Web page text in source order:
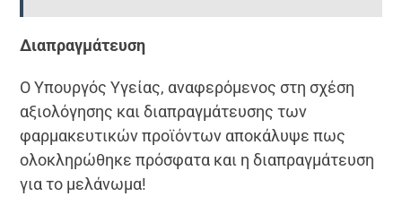
Διαπραγμάτευση
Ο Υπουργός Υγείας, αναφερόμενος στη σχέση
αξιολόγησης και διαπραγμάτευσης των
φαρμακευτικών προϊόντων αποκάλυψε πως
ολοκληρώθηκε πρόσφατα και η διαπραγμάτευση
για το μελάνωμα!